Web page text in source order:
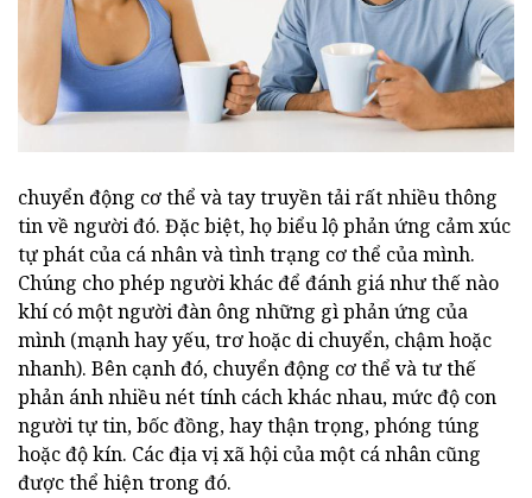
chuyển động cơ thể và tay truyền tải rất nhiều thông
tin về người đó. Đặc biệt, họ biểu lộ phản ứng cảm xúc
tự phát của cá nhân và tình trạng cơ thể của mình.
Chúng cho phép người khác để đánh giá như thế nào
khí có một người đàn ông những gì phản ứng của
mình (mạnh hay yếu, trơ hoặc di chuyển, chậm hoặc
nhanh). Bên cạnh đó, chuyển động cơ thể và tư thế
phản ánh nhiều nét tính cách khác nhau, mức độ con
người tự tin, bốc đồng, hay thận trọng, phóng túng
hoặc độ kín. Các địa vị xã hội của một cá nhân cũng
được thể hiện trong đó.